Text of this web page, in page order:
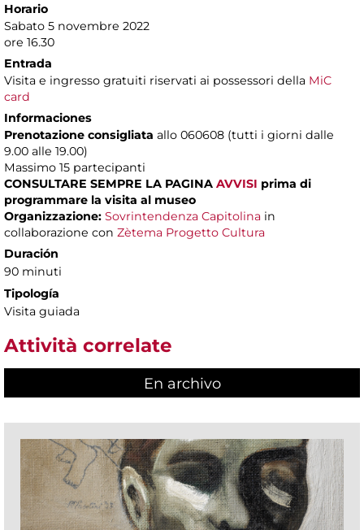
Horario
Sabato 5 novembre 2022
ore 16.30
Entrada
Visita e ingresso gratuiti riservati ai possessori della MiC
card
Informaciones
Prenotazione consigliata allo 060608 (tutti i giorni dalle
9.00 alle 19.00)
Massimo 15 partecipanti
CONSULTARE SEMPRE LA PAGINA AVVISI prima di
programmare la visita al museo
Organizzazione: Sovrintendenza Capitolina in
collaborazione con Zètema Progetto Cultura
Duración
90 minuti
Tipología
Visita guiada
Attività correlate
En archivo